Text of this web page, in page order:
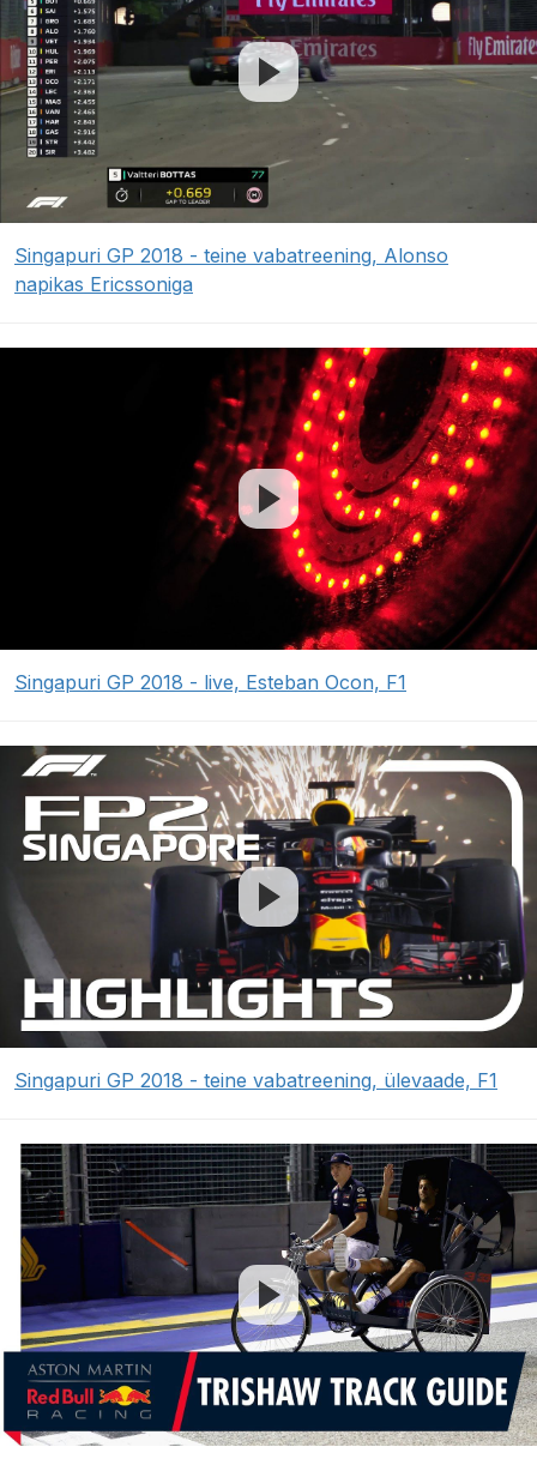
Singapuri GP 2018 - teine vabatreening, Alonso
napikas Ericssoniga
Singapuri GP 2018 - live, Esteban Ocon, F1
Singapuri GP 2018 - teine vabatreening, ülevaade, F1